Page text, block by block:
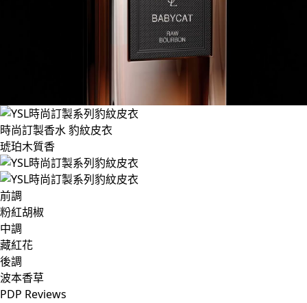
時尚訂製香水 豹紋皮衣
琥珀木質香
前調
粉紅胡椒
中調
藏紅花
後調
波本香草
PDP Reviews